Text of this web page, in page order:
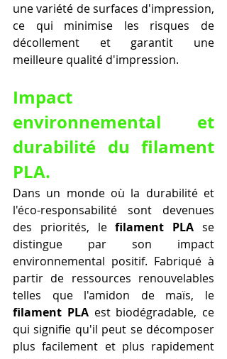
une variété de surfaces d'impression,
ce qui minimise les risques de
décollement et garantit une
meilleure qualité d'impression.
Impact
environnemental et
durabilité du filament
PLA.
Dans un monde où la durabilité et
l'éco-responsabilité sont devenues
des priorités, le filament PLA se
distingue par son impact
environnemental positif. Fabriqué à
partir de ressources renouvelables
filament PLA est biodégradable, ce
qui signifie qu'il peut se décomposer
plus facilement et plus rapidement